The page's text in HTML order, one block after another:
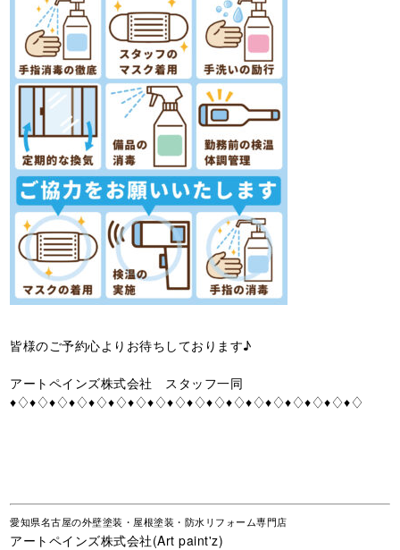
皆様のご予約心よりお待ちしております♪
アートペインズ株式会社 スタッフ一同
♦♢♦♢♦♢♦♢♦♢♦♢♦♢♦♢♦♢♦♢♦♢♦♢♦♢♦♢♦♢♦♢♦♢♦♢
愛知県名古屋の外壁塗装・屋根塗装・防水リフォーム専門店
アートペインズ株式会社(Art paint'z)